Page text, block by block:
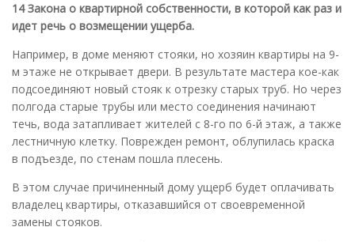
14 Закона о квартирной собственности, в которой как раз и
идет речь о возмещении ущерба.
Например, в доме меняют стояки, но хозяин квартиры на 9-
м этаже не открывает двери. В результате мастера кое-как
подсоединяют новый стояк к отрезку старых труб. Но через
полгода старые трубы или место соединения начинают
течь, вода затапливает жителей с 8-го по 6-й этаж, а также
лестничную клетку. Поврежден ремонт, облупилась краска
в подъезде, по стенам пошла плесень.
В этом случае причиненный дому ущерб будет оплачивать
владелец квартиры, отказавшийся от своевременной
замены стояков.